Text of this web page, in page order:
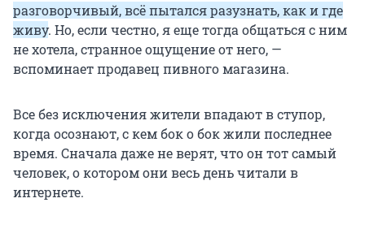
разговорчивый, всё пытался разузнать, как и где
живу. Но, если честно, я еще тогда общаться с ним
не хотела, странное ощущение от него, —
вспоминает продавец пивного магазина.
Все без исключения жители впадают в ступор,
когда осознают, с кем бок о бок жили последнее
время. Сначала даже не верят, что он тот самый
человек, о котором они весь день читали в
интернете.